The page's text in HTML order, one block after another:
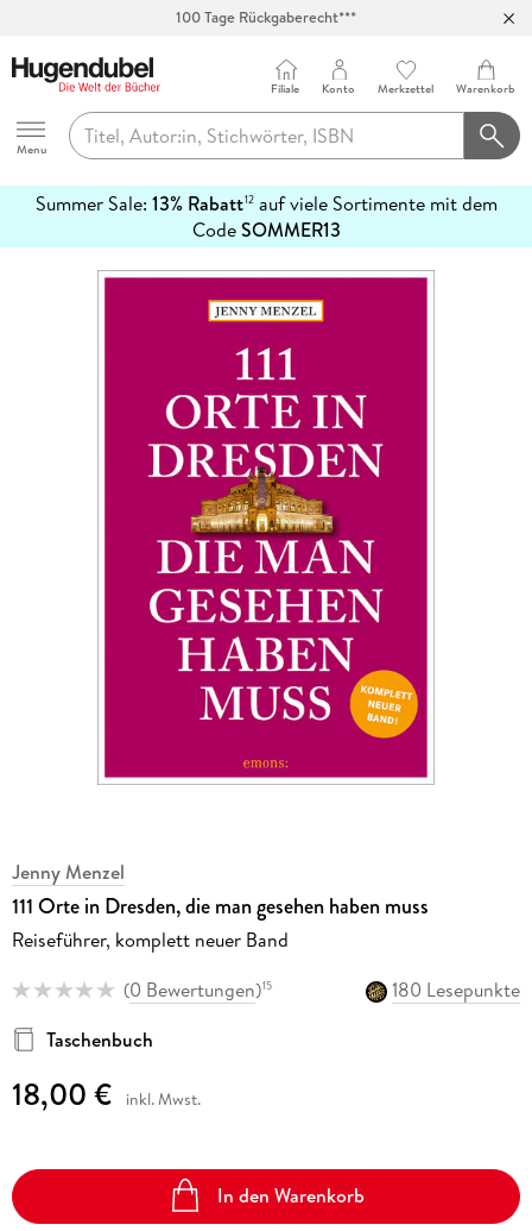
100 Tage Rückgaberecht***
Hugendubel
Menu
Filiale Konto Merkzettel Warenkorb
Summer Sale: 13% Rabatt12auf viele Sortimente mit dem
CodeSOMMER13
erfahren
Jenny Menzel
111 Orte in Dresden, die man gesehen haben muss
Reiseführer, komplett neuer Band
(0 Bewertungen)15
180 Lesepunkte
Taschenbuch
18,00 € inkl. Mwst.
In den Warenkorb